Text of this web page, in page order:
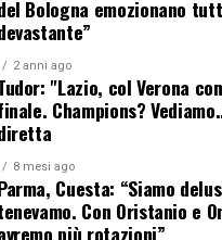
Bologna emozionano
2 anni ago
"Lazio, col Verona
Champions?
8 mesi ago
Cuesta: “Siamo
Con Oristanio e
più rotazioni”